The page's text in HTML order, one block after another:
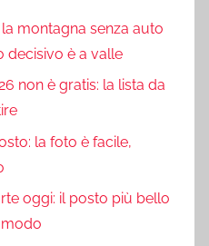
montagna senza auto
decisivo è a valle
non è gratis: la lista da
la foto è facile,
oggi: il posto più bello